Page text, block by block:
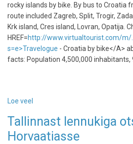
rocky islands by bike. By bus to Croatia
route included Zagreb, Split, Trogir,
Krk island, Cres island, Lovran, Opatija.
HREF=http://www.virtualtourist.com/
s=e>Travelogue - Croatia by bike</A>
facts: Population 4,500,000 inhabitants,
Loe veel
-
good
Tallinnast lennukiga
Horvaatiasse